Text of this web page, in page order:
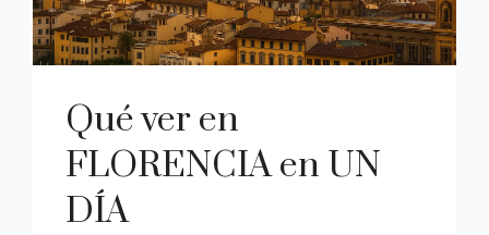
Qué ver en
FLORENCIA en UN
DÍA